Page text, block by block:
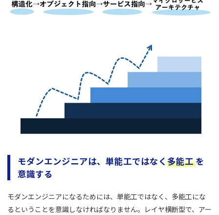
モダンエンジニアは、単能工ではなく 多能工 を
意識する
モダンエンジニアになるためには、単能工ではなく、多能工にな
るということを意識しなければなりません。レイヤ横断型で、アー